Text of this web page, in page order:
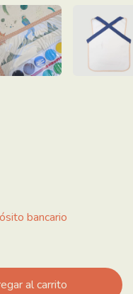
bancario